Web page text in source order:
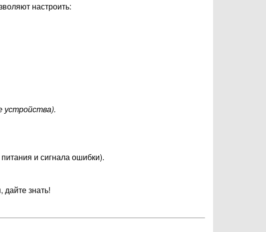
настроить:
устройства).
и сигнала ошибки).
знать!